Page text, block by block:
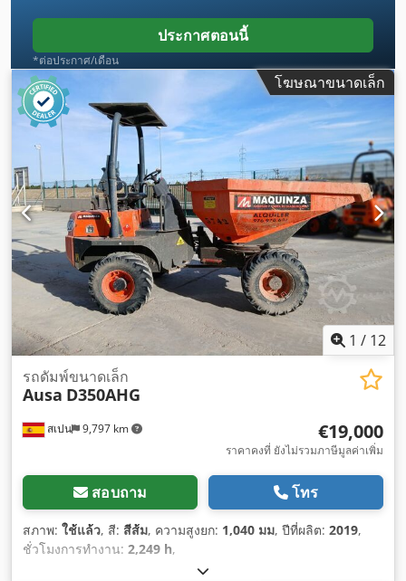
ประกาศตอนนี้
*ต่อประกาศ/เดือน
โฆษณาขนาดเล็ก
1 / 12
สเปน 9,797 km
รถดัมพ์ขนาดเล็ก
Ausa D350AHG
€19,000
ราคาคงที่ ยังไม่รวมภาษีมูลค่าเพิ่ม
สอบถาม โทร
สภาพ: ใช้แล้ว, สี: สีส้ม, ความสูงยก: 1,040 มม, ปีที่ผลิต: 2019,
ชั่วโมงการทำงาน: 2,249 h,